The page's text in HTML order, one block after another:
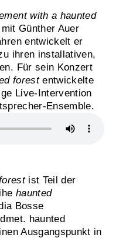
with a haunted
Günther Auer
entwickelt er
ihren installativen,
Für sein Konzert
forestentwickelte
Live-Intervention
Ensemble.
ist Teil der
haunted
Bosse
haunted
Ausgangspunkt in